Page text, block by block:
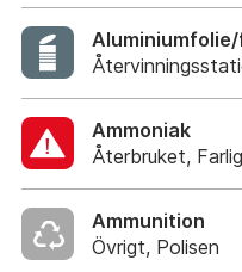
Ammoniak
Återbruket,
Ammunition
Övrigt, Polisen